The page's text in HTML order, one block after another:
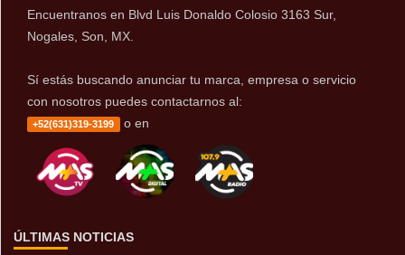
Encuentranos en Blvd Luis Donaldo Colosio 3163 Sur,
Nogales, Son, MX.
Sí estás buscando anunciar tu marca, empresa o servicio
con nosotros puedes contactarnos al:
+52(631)319-3199 o en
ÚLTIMAS NOTICIAS